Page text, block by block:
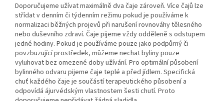
Doporučujeme užívat maximálně dva čaje zároveň. Více čajů lze
střídat v denním či týdenním režimu pokud je používáme k
normalizaci běžných projevů při narušení rovnováhy tělesného
nebo duševního zdraví. Čaje pijeme vždy odděleně s odstupem
jedné hodiny. Pokud je používáme pouze jako podpůrný či
povzbuzující prostředek, můžeme nechat byliny pouze
vyluhovat bez omezené doby užívání. Pro optimální působení
bylinného odvaru pijeme čaje teplé a před jídlem. Specifická
chuť každého čaje je součástí terapeutického působení a
odpovídá ájurvédským vlastnostem šesti chutí. Proto